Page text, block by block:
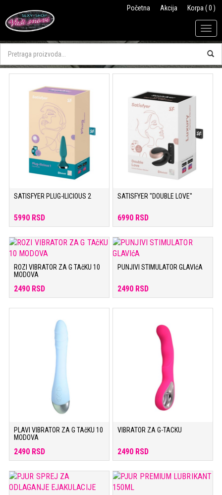
Početna Akcija Korpa ( 0 )
SATISFYER PLUG-ILICIOUS 2
5990 RSD
SATISFYER "DOUBLE LOVE"
6990 RSD
ROZI VIBRATOR ZA G TAčKU 10
MODOVA
2490 RSD
PUNJIVI STIMULATOR GLAVIćA
2490 RSD
PLAVI VIBRATOR ZA G TAčKU 10
MODOVA
2490 RSD
VIBRATOR ZA G-TACKU
2490 RSD